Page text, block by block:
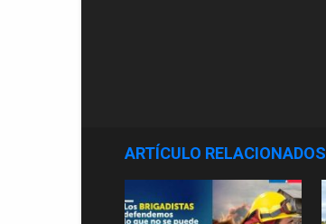
ARTÍCULO RELACIONADOS